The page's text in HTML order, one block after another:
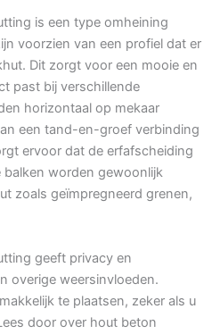
is een type omheining
voorzien van een profiel dat er
Dit zorgt voor een mooie en
past bij verschillende
horizontaal op mekaar
een tand-en-groef verbinding
ervoor dat de erfafscheiding
balken worden gewoonlijk
zoals geïmpregneerd grenen,
geeft privacy en
overige weersinvloeden.
te plaatsen, zeker als u
door over hout beton